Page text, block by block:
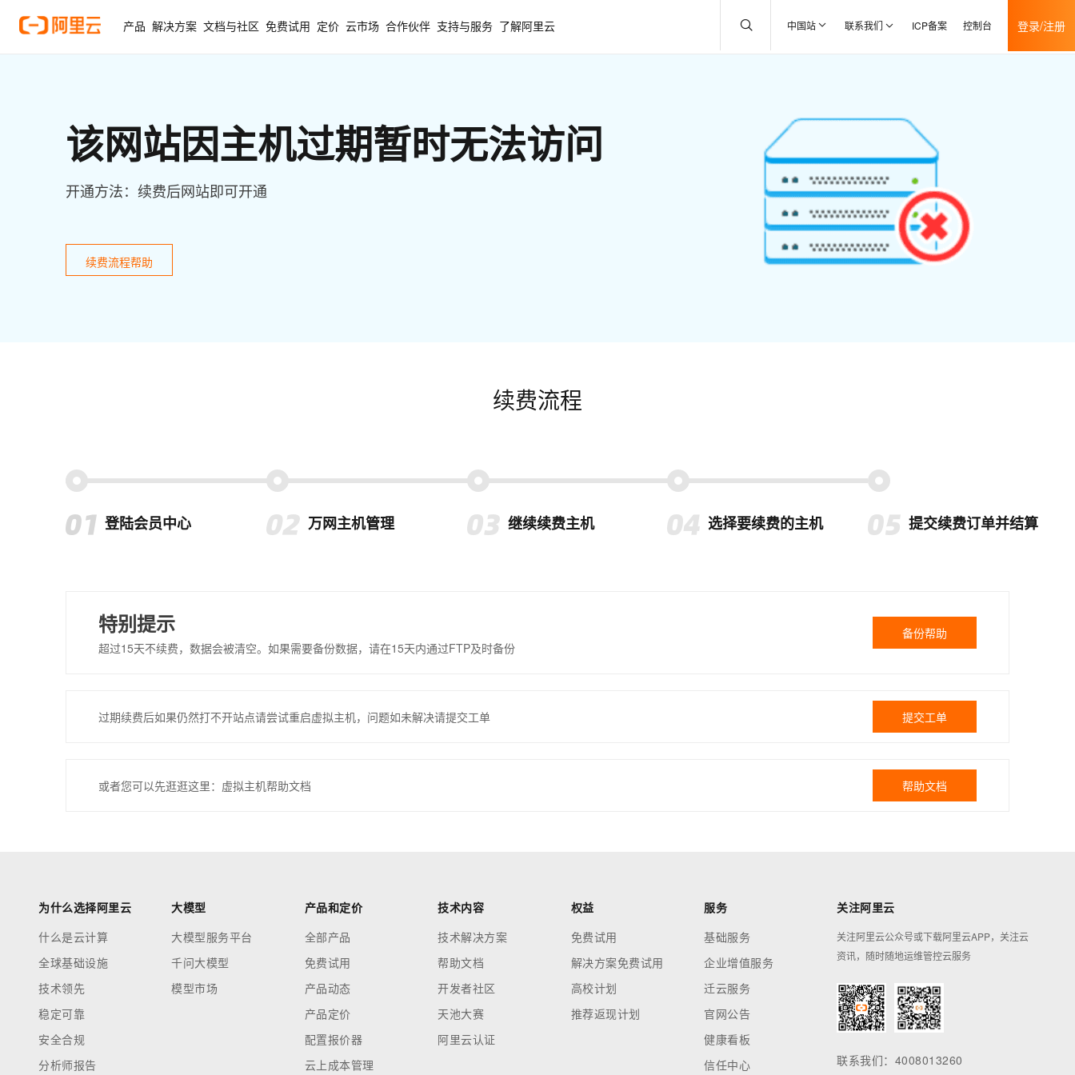
产品 解决方案 文档与社区 免费试用 定价 云市场 合作伙伴 支持与服务 了解阿里云 中国站 联系我们 ICP备案 控制台 登录/注册
该网站因主机过期暂时无法访问
开通方法：续费后网站即可开通
续费流程帮助
续费流程
登陆会员中心 万网主机管理 继续续费主机 选择要续费的主机 提交续费订单并结算
特别提示
超过15天不续费，数据会被清空。如果需要备份数据，请在15天内通过FTP及时备份
备份帮助
过期续费后如果仍然打不开站点请尝试重启虚拟主机，问题如未解决请提交工单 提交工单
或者您可以先逛逛这里：虚拟主机帮助文档 帮助文档